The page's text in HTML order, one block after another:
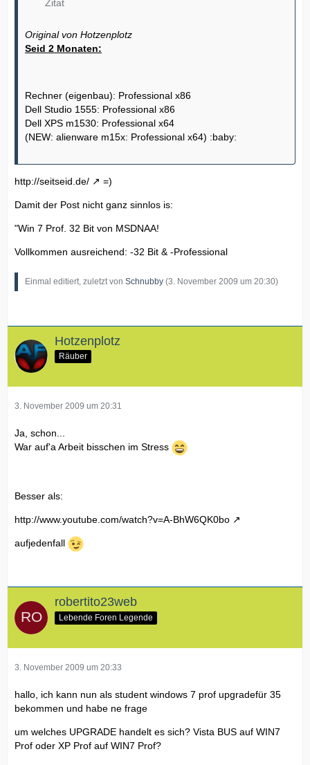
Zitat
Original von Hotzenplotz
Seid 2 Monaten:
Rechner (eigenbau): Professional x86
Dell Studio 1555: Professional x86
Dell XPS m1530: Professional x64
(NEW: alienware m15x: Professional x64) :baby:
http://seitseid.de/ =)
Damit der Post nicht ganz sinnlos is:
"Win 7 Prof. 32 Bit von MSDNAA!
Vollkommen ausreichend: -32 Bit & -Professional
Einmal editiert, zuletzt von Schnubby (3. November 2009 um 20:30)
Hotzenplotz
Räuber
3. November 2009 um 20:31
Ja, schon...
War auf'a Arbeit bisschen im Stress
Besser als:
http://www.youtube.com/watch?v=A-BhW6QK0bo
aufjedenfall
robertito23web
Lebende Foren Legende
3. November 2009 um 20:33
hallo, ich kann nun als student windows 7 prof upgradefür 35
bekommen und habe ne frage
um welches UPGRADE handelt es sich? Vista BUS auf WIN7
Prof oder XP Prof auf WIN7 Prof?